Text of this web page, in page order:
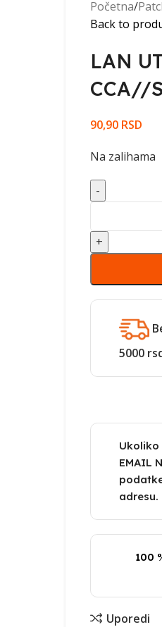
Početna
Back to
LAN
CCA//
90,90 RSD
Na zalihama
5000
Ukoliko
EMAIL
100
Uporedi